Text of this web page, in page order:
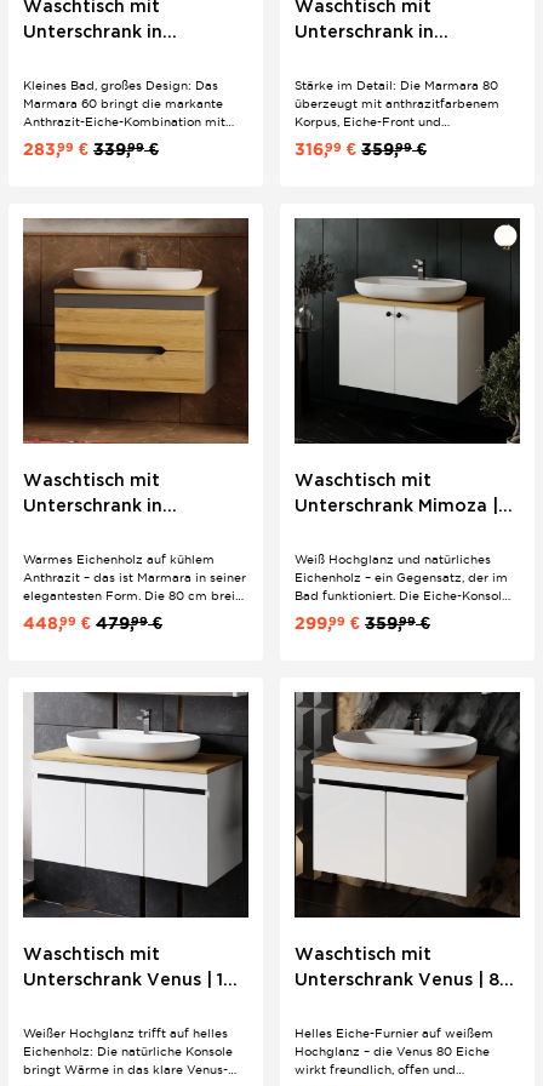
Waschtisch mit
Unterschrank in
100/80/60 cm | Boho
Kleines Bad, großes Design: Das
Marmara 60 bringt die markante
Anthrazit-Eiche-Kombination mit
Gästebad. Keramik-
283,99 € 339,99€
Waschtisch mit
Unterschrank in
100/80/60 cm | Boho
Stärke im Detail: Die Marmara 80
überzeugt mit anthrazitfarbenem
Korpus, Eiche-Front und
Kombination, die im mittelgroßen
316,99 € 359,99€
Waschtisch mit
Unterschrank in
100/80/60 cm | Boho
Warmes Eichenholz auf kühlem
Anthrazit – das ist Marmara in seiner
elegantesten Form. Die 80 cm breite
zugleich, das ovale Keramik-
Industrial-Set für...
448,99 € 479,99€
Waschtisch mit
Unterschrank Mimoza |
Knopfgriffe
Weiß Hochglanz und natürliches
Eichenholz – ein Gegensatz, der im
Bad funktioniert. Die Eiche-Konsole
Wärme, das ovale Keramik-
inklusive.
299,99 € 359,99€
Waschtisch mit
Unterschrank Venus | 100
Eiche
Weißer Hochglanz trifft auf helles
Eichenholz: Die natürliche Konsole
bringt Wärme in das klare Venus-
Waschtisch mit
Unterschrank Venus | 80
Eiche
Helles Eiche-Furnier auf weißem
Hochglanz – die Venus 80 Eiche
wirkt freundlich, offen und